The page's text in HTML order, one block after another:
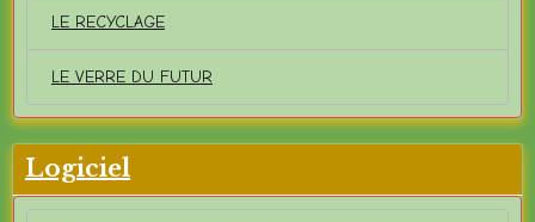
LE RECYCLAGE
LE VERRE DU FUTUR
Logiciel